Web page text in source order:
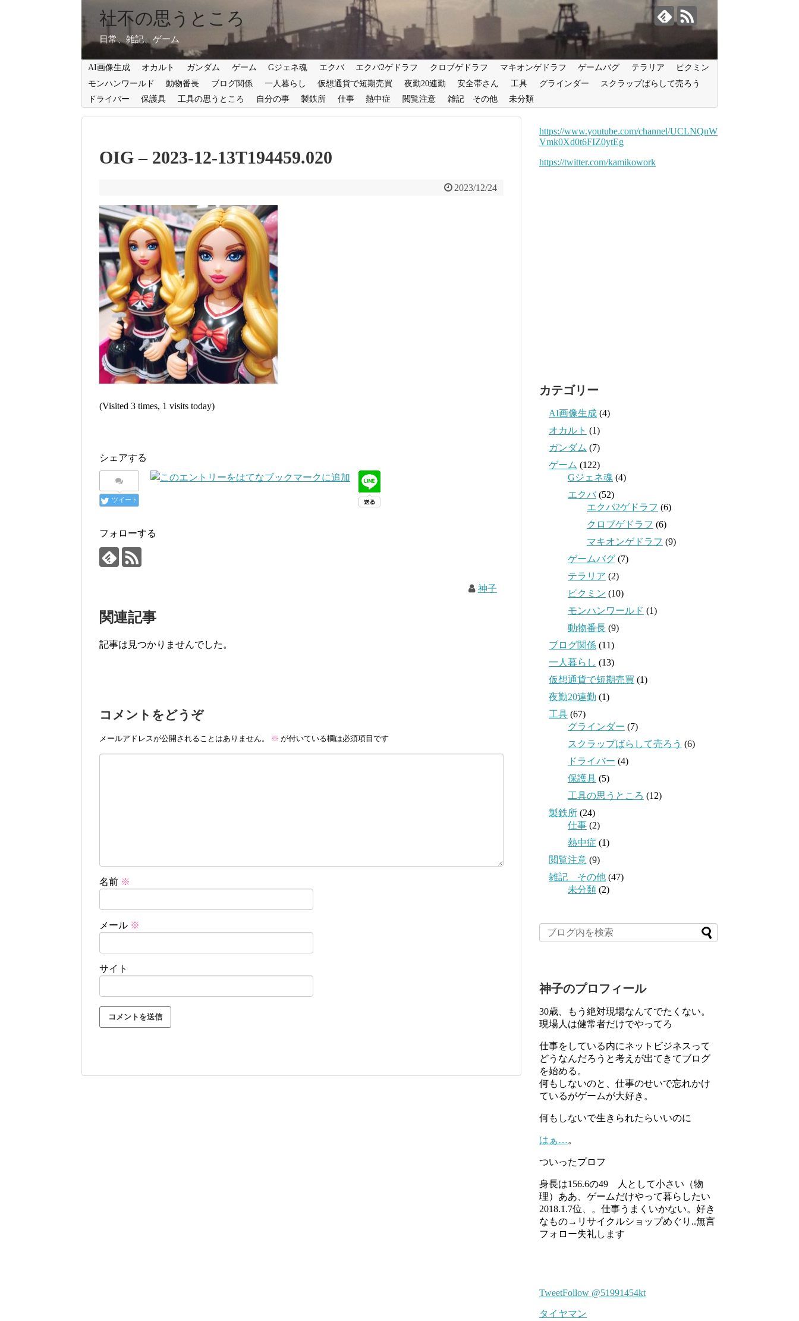
社不の思うところ
日常、雑記、ゲーム
AI画像生成 オカルト ガンダム ゲーム Gジェネ魂 エクバ エクバ2ゲドラフ クロブゲドラフ マキオンゲドラフ ゲームバグ テラリア
ピクミン
モンハンワールド
動物番長 ブログ関係 一人暮らし 仮想通貨で短期売買 夜勤20連勤 安全帯さん 工具 グラインダー
スクラップばらして売ろう
ドライバー
保護具 工具の思うところ 自分の事 製鉄所 仕事 熱中症 閲覧注意 雑記 その他 未分類
OIG – 2023-12-13T194459.020
2023/12/24
(Visited 3 times, 1 visits today)
シェアする
ツイート
フォローする
神子
関連記事
記事は見つかりませんでした。
コメントをどうぞ
メールアドレスが公開されることはありません。 ※ が付いている欄は必須項目です
名前 ※
メール ※
サイト
https://www.youtube.com/channel/UCLNQnW
Vmk0Xd0t6FIZ0ytEg
https://twitter.com/kamikowork
カテゴリー
AI画像生成 (4)
オカルト (1)
ガンダム (7)
ゲーム (122)
Gジェネ魂 (4)
エクバ(52)
エクバ2ゲドラフ (6)
クロブゲドラフ (6)
マキオンゲドラフ (9)
ゲームバグ (7)
テラリア (2)
ピクミン (10)
モンハンワールド (1)
動物番長 (9)
ブログ関係 (11)
一人暮らし (13)
仮想通貨で短期売買 (1)
夜勤20連勤 (1)
工具 (67)
グラインダー (7)
スクラップばらして売ろう (6)
ドライバー (4)
保護具 (5)
工具の思うところ (12)
製鉄所 (24)
仕事 (2)
熱中症 (1)
閲覧注意 (9)
雑記 その他 (47)
未分類 (2)
神子のプロフィール
30歳、もう絶対現場なんてでたくない。
現場人は健常者だけでやってろ
仕事をしている内にネットビジネスって
どうなんだろうと考えが出てきてブログ
を始める。
何もしないのと、仕事のせいで忘れかけ
ているがゲームが大好き。
何もしないで生きられたらいいのに
はぁ…。
ついったプロフ
身長は156.6の49 人として小さい（物
理）ああ、ゲームだけやって暮らしたい
2018.1.7位、。仕事うまくいかない。好き
なもの→リサイクルショップめぐり..無言
フォロー失礼します
TweetFollow @51991454kt
タイヤマン